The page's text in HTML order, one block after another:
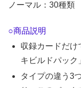
ノーマル：30種類
○商品説明
収録カードだけ
キビルドパック
タイプの違う3